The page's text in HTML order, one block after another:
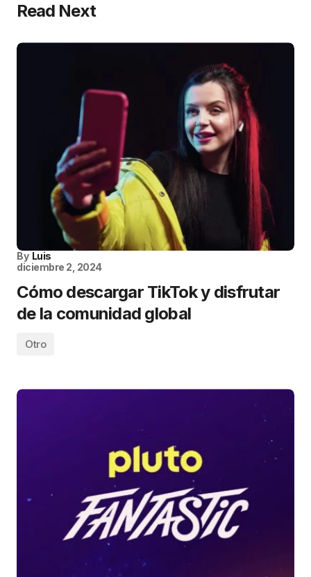
Read Next
By Luis
diciembre 2, 2024
Cómo descargar TikTok y disfrutar
de la comunidad global
Otro